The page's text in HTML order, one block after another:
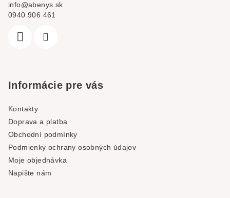
info@abenys.sk
0940 906 461
Informácie pre vás
Kontakty
Doprava a platba
Obchodní podmínky
Podmienky ochrany osobných údajov
Moje objednávka
Napište nám